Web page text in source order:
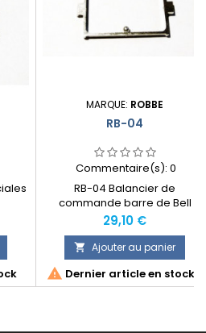
MARQUE: ROBBE
RB-04
Commentaire(s): 0
RB-04 Balancier de
commande barre de Bell
Prix
29,10 €
 Ajouter au panier
 Dernier article en stock